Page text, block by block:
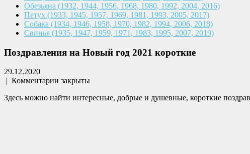
Обезьяна (1932, 1944, 1956, 1968, 1980, 1992, 2004, 2016)
Петух (1933, 1945, 1957, 1969, 1981, 1993, 2005, 2017)
Собака (1934, 1946, 1958, 1970, 1982, 1994, 2006, 2018)
Свинья (1935, 1947, 1959, 1971, 1983, 1995, 2007, 2019)
Поздравления на Новый год 2021 короткие
29.12.2020
| Комментарии закрыты
Здесь можно найти интересные, добрые и душевные, короткие